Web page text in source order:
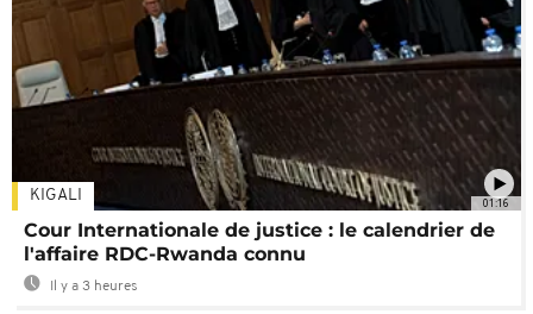
01:16
KIGALI
Cour Internationale de justice : le calendrier de
l'affaire RDC-Rwanda connu
Il y a 3 heures